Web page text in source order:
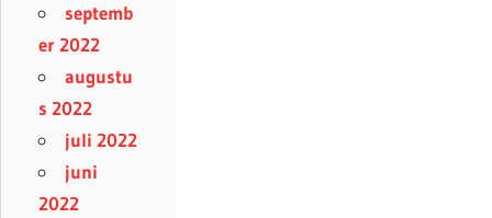
septemb
er 2022
augustu
s 2022
juli 2022
juni
2022